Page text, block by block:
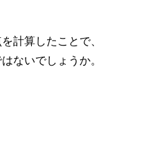
計算したことで、
ないでしょうか。